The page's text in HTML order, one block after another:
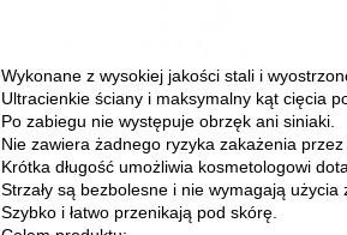
Wykonane z wysokiej jakości stali i
Ultracienkie ściany i maksymalny kąt cięcia
Po zabiegu nie występuje obrzęk ani siniaki.
Nie zawiera żadnego ryzyka zakażenia przez
Krótka długość umożliwia kosmetologowi
Strzały są bezbolesne i nie wymagają użycia
Szybko i łatwo przenikają pod skórę.